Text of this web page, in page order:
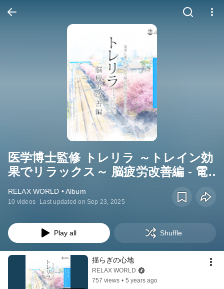
医学博士監修 トレリラ ～トレイン効
果でリラックス～ 脳疲労改善編 - 電
車に乗った感覚で脳の疲労を改善す
る音楽
RELAX WORLD • Album
10 videos Last updated on Sep 23, 2025
Play all Shuffle
揺らぎの心地
RELAX WORLD
757 views • 5 years ago